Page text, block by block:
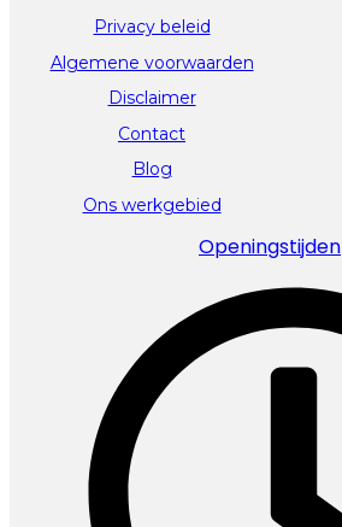
Privacy beleid
Algemene voorwaarden
Disclaimer
Contact
Blog
Ons werkgebied
Openingstijden